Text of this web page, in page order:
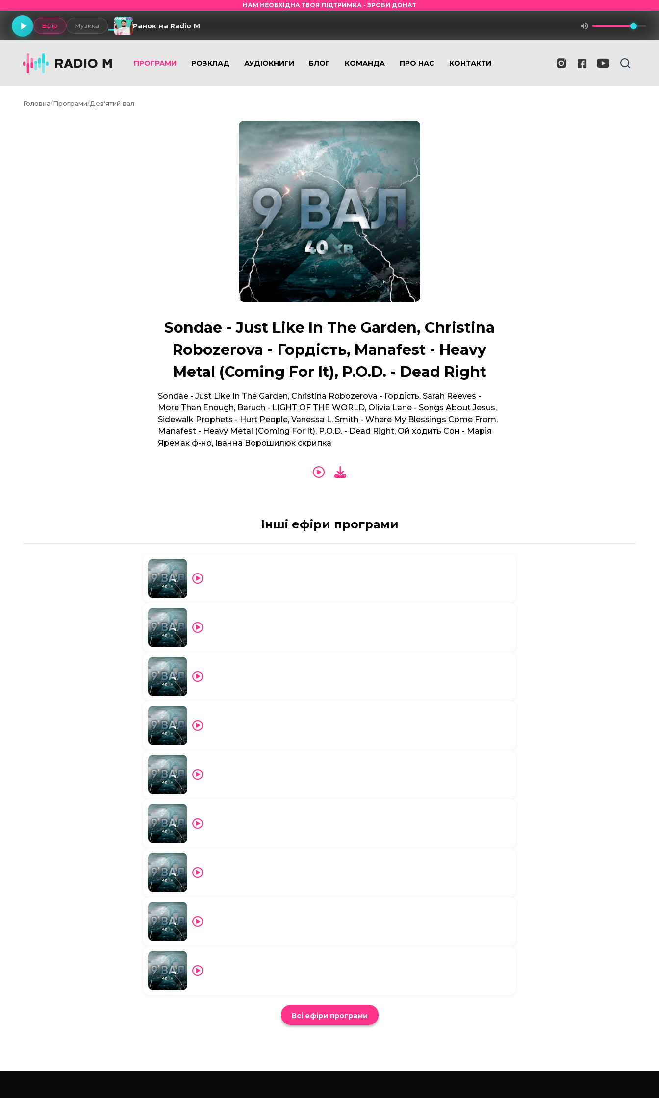
НАМ НЕОБХІДНА ТВОЯ ПІДТРИМКА - ЗРОБИ ДОНАТ
Ефір Музика Ранок на Radio M
ПРОГРАМИ РОЗКЛАД АУДІОКНИГИ БЛОГ КОМАНДА ПРО НАС КОНТАКТИ
Головна/Програми/Дев'ятий вал
Sondae - Just Like In The Garden, Christina
Robozerova - Гордість, Manafest - Heavy
Metal (Coming For It), P.O.D. - Dead Right
Sondae - Just Like In The Garden, Christina Robozerova - Гордість, Sarah Reeves -
More Than Enough, Baruch - LIGHT OF THE WORLD, Olivia Lane - Songs About Jesus,
Sidewalk Prophets - Hurt People, Vanessa L. Smith - Where My Blessings Come From,
Manafest - Heavy Metal (Coming For It), P.O.D. - Dead Right, Ой ходить Сон - Марія
Яремак ф-но, Іванна Ворошилюк скрипка
Інші ефіри програми
Всі ефіри програми